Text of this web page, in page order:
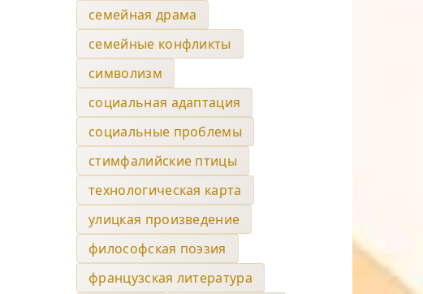
семейная драма
семейные конфликты
символизм
социальная адаптация
социальные проблемы
стимфалийские птицы
технологическая карта
улицкая произведение
философская поэзия
французская литература